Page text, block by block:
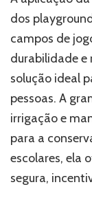
dos
campos de
durabilidade e
solução ideal
pessoas. A
irrigação e
para a
escolares, ela
segura,